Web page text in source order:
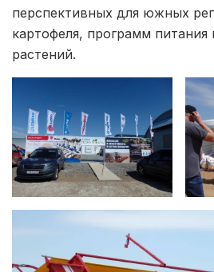
перспективных для южных
картофеля, программ
растений.